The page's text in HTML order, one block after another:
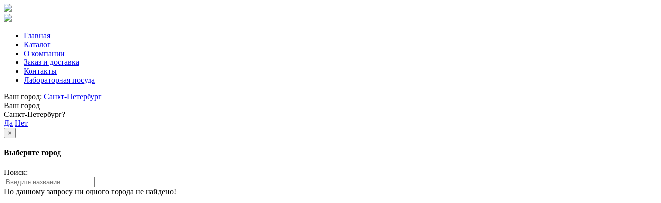
Главная
Каталог
О компании
Заказ и доставка
Контакты
Лабораторная посуда
Ваш город: Санкт-Петербург
Ваш город
Санкт-Петербург?
Да Нет
×
Выберите город
Поиск:
По данному запросу ни одного города не найдено!